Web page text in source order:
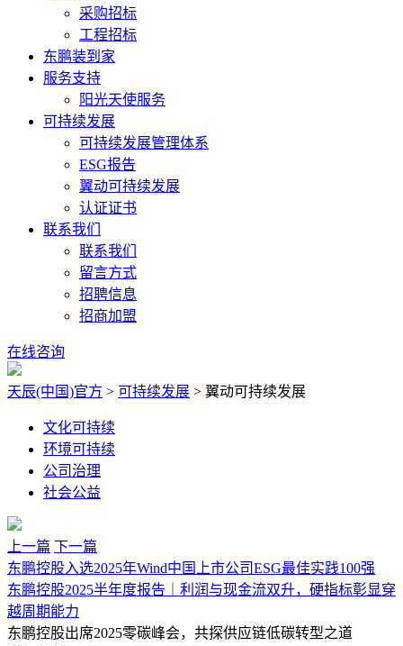
采购招标
工程招标
东鹏装到家
服务支持
阳光天使服务
可持续发展
可持续发展管理体系
ESG报告
翼动可持续发展
认证证书
联系我们
联系我们
留言方式
招聘信息
招商加盟
在线咨询
天辰(中国)官方 > 可持续发展 > 翼动可持续发展
文化可持续
环境可持续
公司治理
社会公益
上一篇 下一篇
东鹏控股入选2025年Wind中国上市公司ESG最佳实践100强
东鹏控股2025半年度报告｜利润与现金流双升，硬指标彰显穿
越周期能力
东鹏控股出席2025零碳峰会，共探供应链低碳转型之道